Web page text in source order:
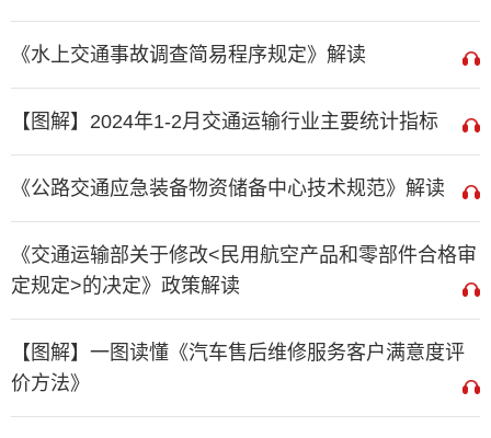
《水上交通事故调查简易程序规定》解读
【图解】2024年1-2月交通运输行业主要统计指标
《公路交通应急装备物资储备中心技术规范》解读
《交通运输部关于修改<民用航空产品和零部件合格审
定规定>的决定》政策解读
【图解】一图读懂《汽车售后维修服务客户满意度评
价方法》